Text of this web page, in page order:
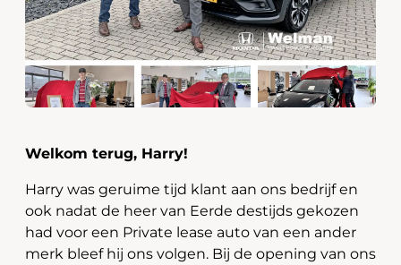
Contact
Welkom terug, Harry!
Harry was geruime tijd klant aan ons bedrijf en
ook nadat de heer van Eerde destijds gekozen
had voor een Private lease auto van een ander
merk bleef hij ons volgen. Bij de opening van ons